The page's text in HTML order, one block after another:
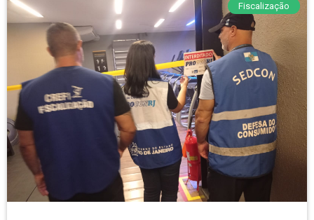
Fiscalização